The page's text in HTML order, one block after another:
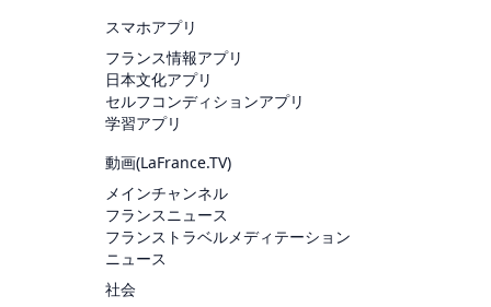
スマホアプリ
フランス情報アプリ
日本文化アプリ
セルフコンディションアプリ
学習アプリ
動画(LaFrance.TV)
メインチャンネル
フランスニュース
フランストラベルメディテーション
ニュース
社会